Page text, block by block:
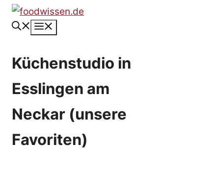
Zum
Inhalt
Küchenstudio in
Esslingen am
Neckar (unsere
Favoriten)